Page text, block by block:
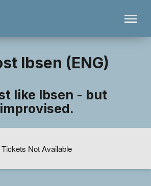
Ibsen (ENG)
like Ibsen - but
improvised.
Tickets Not Available